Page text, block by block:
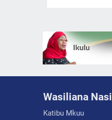
Wasiliana Nasi
Katibu Mkuu